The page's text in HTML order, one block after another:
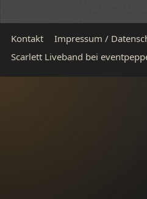
Kontakt
Impressum /
Scarlett Liveband bei